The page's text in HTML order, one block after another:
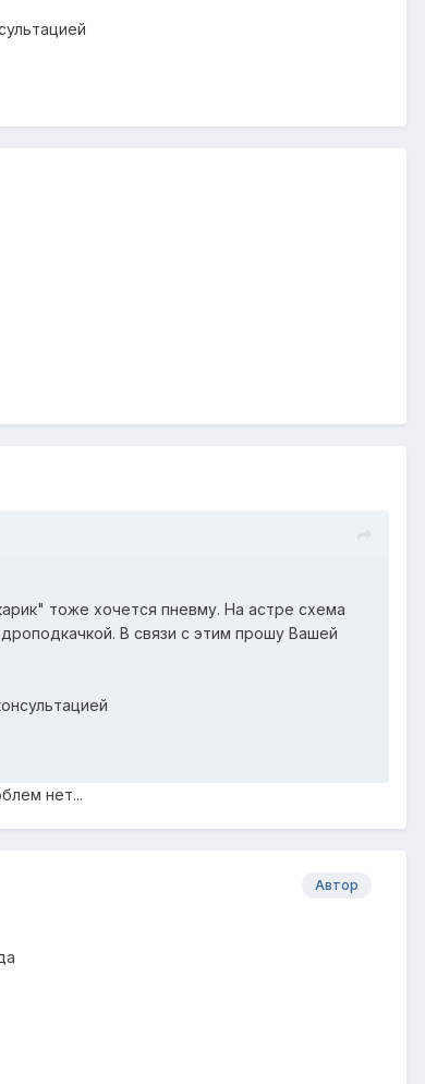
тоже хочется пневму. На астре схема
В связи с этим прошу Вашей
нет...
Автор